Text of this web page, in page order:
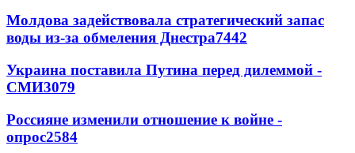
Молдова задействовала стратегический запас
воды из-за обмеления Днестра7442
Украина поставила Путина перед дилеммой -
СМИ3079
Россияне изменили отношение к войне -
опрос2584